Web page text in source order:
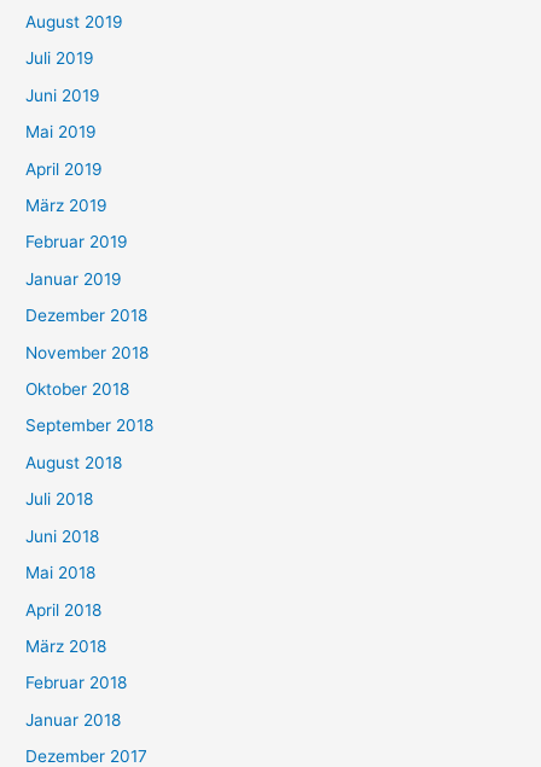
August 2019
Juli 2019
Juni 2019
Mai 2019
April 2019
März 2019
Februar 2019
Januar 2019
Dezember 2018
November 2018
Oktober 2018
September 2018
August 2018
Juli 2018
Juni 2018
Mai 2018
April 2018
März 2018
Februar 2018
Januar 2018
Dezember 2017